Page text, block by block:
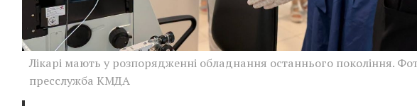
Лікарі мають у розпорядженні обладнання останнього покоління.
пресслужба КМДА